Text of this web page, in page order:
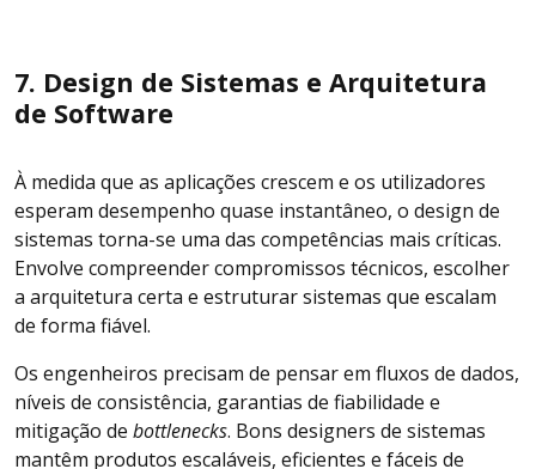
7. Design de Sistemas e Arquitetura
de Software
À medida que as aplicações crescem e os utilizadores
esperam desempenho quase instantâneo, o design de
sistemas torna-se uma das competências mais críticas.
Envolve compreender compromissos técnicos, escolher
a arquitetura certa e estruturar sistemas que escalam
de forma fiável.
Os engenheiros precisam de pensar em fluxos de dados,
níveis de consistência, garantias de fiabilidade e
mitigação de bottlenecks. Bons designers de sistemas
mantêm produtos escaláveis, eficientes e fáceis de